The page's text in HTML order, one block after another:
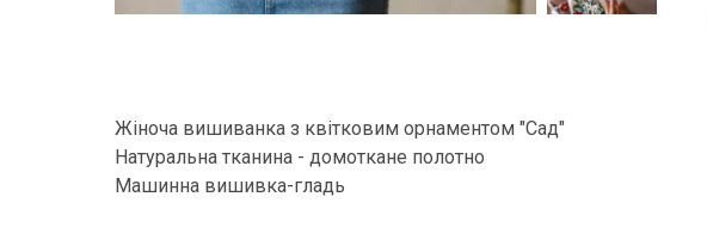
Жіноча вишиванка з квітковим орнаментом "Сад"
Натуральна тканина - домоткане полотно
Машинна вишивка-гладь